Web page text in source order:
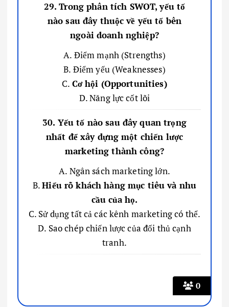
0
29. Trong phân tích SWOT, yếu tố
nào sau đây thuộc về yếu tố bên
ngoài doanh nghiệp?
A. Điểm mạnh (Strengths)
B. Điểm yếu (Weaknesses)
C. Cơ hội (Opportunities)
D. Năng lực cốt lõi
30. Yếu tố nào sau đây quan trọng
nhất để xây dựng một chiến lược
marketing thành công?
A. Ngân sách marketing lớn.
B.Hiểu rõ khách hàng mục tiêu và nhu
cầu của họ.
C. Sử dụng tất cả các kênh marketing có thể.
D. Sao chép chiến lược của đối thủ cạnh
tranh.